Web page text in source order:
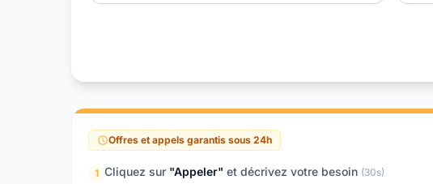
Offres et appels garantis sous 24h
1 Cliquez sur "Appeler" et décrivez votre besoin (30s)